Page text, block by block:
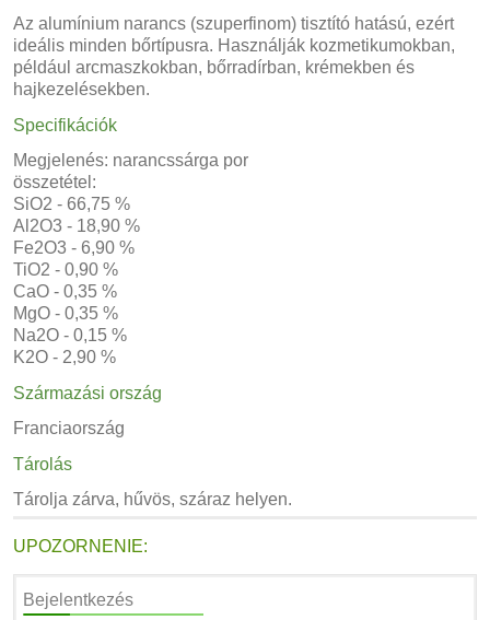
Az alumínium narancs (szuperfinom) tisztító hatású, ezért
ideális minden bőrtípusra. Használják kozmetikumokban,
például arcmaszkokban, bőrradírban, krémekben és
hajkezelésekben.
Specifikációk
Megjelenés: narancssárga por
összetétel:
SiO2 - 66,75 %
Al2O3 - 18,90 %
Fe2O3 - 6,90 %
TiO2 - 0,90 %
CaO - 0,35 %
MgO - 0,35 %
Na2O - 0,15 %
K2O - 2,90 %
Származási ország
Franciaország
Tárolás
Tárolja zárva, hűvös, száraz helyen.
UPOZORNENIE:
Bejelentkezés